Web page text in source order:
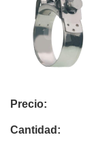
Precio:
Cantidad: